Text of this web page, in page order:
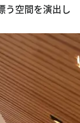
う空間を演出し